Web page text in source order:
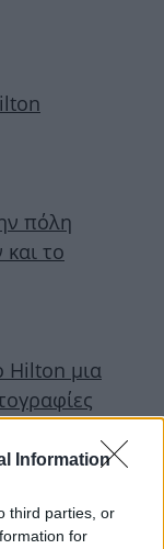
Information
third parties, or
for
πόλη
το
Hilton μια
Darker!